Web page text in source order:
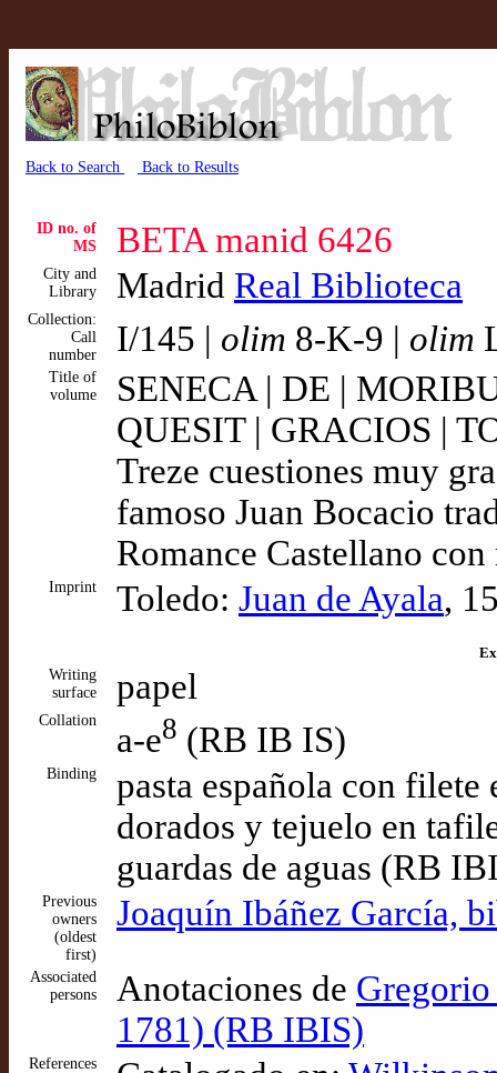
Back to Search Back to Results
ID no. of
MS
BETA manid 6426
City and
Library
Madrid Real Biblioteca
Collection:
Call
number
I/145 | olim 8-K-9 | olim
Title of
volume
SENECA | DE |
QUESIT | GRACIOS |
Treze cuestiones muy
famoso Juan Bocacio
Romance Castellano
Imprint Toledo: Juan de Ayala,
Writing
surface
papel
Collation a-e8 (RB IB IS)
Binding
pasta española con
dorados y tejuelo en
guardas de aguas (RB
Previous
owners
(oldest
first)
Joaquín Ibáñez García,
Associated
persons
Anotaciones de
1781) (RB IBIS)
References